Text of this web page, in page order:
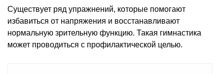
Существует ряд упражнений, которые помогают
избавиться от напряжения и восстанавливают
нормальную зрительную функцию. Такая гимнастика
может проводиться с профилактической целью.